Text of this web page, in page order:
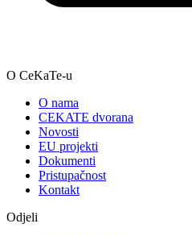
O CeKaTe-u
O nama
CEKATE dvorana
Novosti
EU projekti
Dokumenti
Pristupačnost
Kontakt
Odjeli